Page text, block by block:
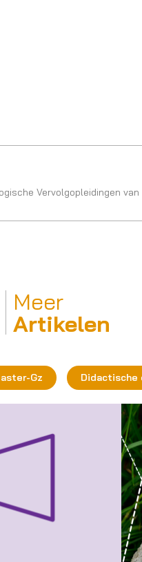
Vervolgopleidingen
Meer
Artikelen
Gz Didactische